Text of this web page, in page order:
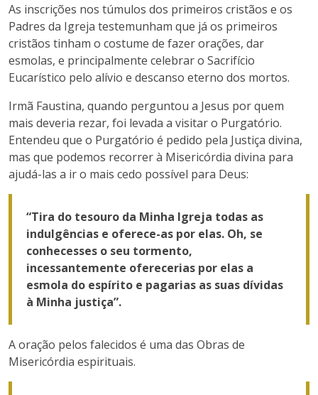
As inscrições nos túmulos dos primeiros cristãos e os
Padres da Igreja testemunham que já os primeiros
cristãos tinham o costume de fazer orações, dar
esmolas, e principalmente celebrar o Sacrifício
Eucarístico pelo alívio e descanso eterno dos mortos.
Irmã Faustina, quando perguntou a Jesus por quem
mais deveria rezar, foi levada a visitar o Purgatório.
Entendeu que o Purgatório é pedido pela Justiça divina,
mas que podemos recorrer à Misericórdia divina para
ajudá-las a ir o mais cedo possível para Deus:
“Tira do tesouro da Minha Igreja todas as
indulgências e oferece-as por elas. Oh, se
conhecesses o seu tormento,
incessantemente oferecerias por elas a
esmola do espírito e pagarias as suas dívidas
à Minha justiça”.
A oração pelos falecidos é uma das Obras de
Misericórdia espirituais.